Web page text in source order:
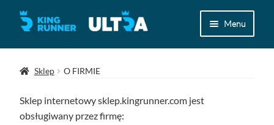
Przejdź
do
nawigacji
Przejdź
do
treści
Menu
Archiwum
Sklep O FIRMIE
Sklep internetowy sklep.kingrunner.com jest
obsługiwany przez firmę: